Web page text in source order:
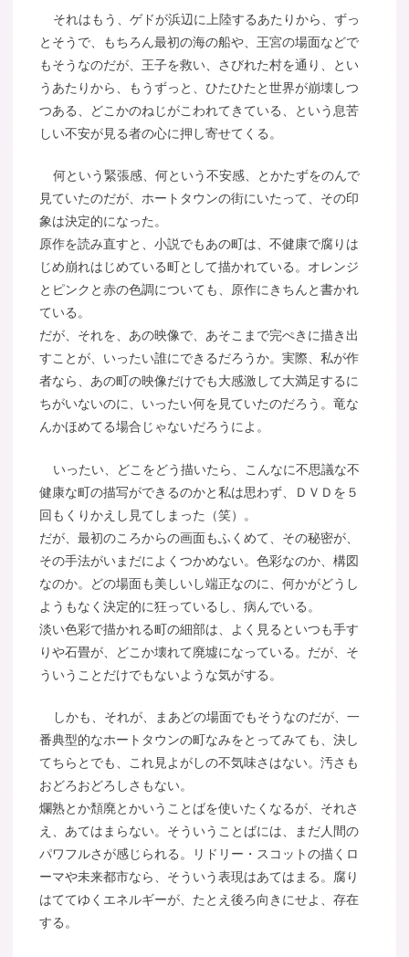
それはもう、ゲドが浜辺に上陸するあたりから、ずっ
とそうで、もちろん最初の海の船や、王宮の場面などで
もそうなのだが、王子を救い、さびれた村を通り、とい
うあたりから、もうずっと、ひたひたと世界が崩壊しつ
つある、どこかのねじがこわれてきている、という息苦
しい不安が見る者の心に押し寄せてくる。
何という緊張感、何という不安感、とかたずをのんで
見ていたのだが、ホートタウンの街にいたって、その印
象は決定的になった。
原作を読み直すと、小説でもあの町は、不健康で腐りは
じめ崩れはじめている町として描かれている。オレンジ
とピンクと赤の色調についても、原作にきちんと書かれ
ている。
だが、それを、あの映像で、あそこまで完ぺきに描き出
すことが、いったい誰にできるだろうか。実際、私が作
者なら、あの町の映像だけでも大感激して大満足するに
ちがいないのに、いったい何を見ていたのだろう。竜な
んかほめてる場合じゃないだろうによ。
いったい、どこをどう描いたら、こんなに不思議な不
健康な町の描写ができるのかと私は思わず、ＤＶＤを５
回もくりかえし見てしまった（笑）。
だが、最初のころからの画面もふくめて、その秘密が、
その手法がいまだによくつかめない。色彩なのか、構図
なのか。どの場面も美しいし端正なのに、何かがどうし
ようもなく決定的に狂っているし、病んでいる。
淡い色彩で描かれる町の細部は、よく見るといつも手す
りや石畳が、どこか壊れて廃墟になっている。だが、そ
ういうことだけでもないような気がする。
しかも、それが、まあどの場面でもそうなのだが、一
番典型的なホートタウンの町なみをとってみても、決し
てちらとでも、これ見よがしの不気味さはない。汚さも
おどろおどろしさもない。
爛熟とか頽廃とかいうことばを使いたくなるが、それさ
え、あてはまらない。そういうことばには、まだ人間の
パワフルさが感じられる。リドリー・スコットの描くロ
ーマや未来都市なら、そういう表現はあてはまる。腐り
はててゆくエネルギーが、たとえ後ろ向きにせよ、存在
する。